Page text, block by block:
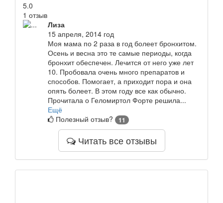
5.0
1 отзыв
Лиза
15 апреля, 2014 год
Моя мама по 2 раза в год болеет бронхитом.
Осень и весна это те самые периоды, когда
бронхит обеспечен. Лечится от него уже лет
10. Пробовала очень много препаратов и
способов. Помогает, а приходит пора и она
опять болеет. В этом году все как обычно.
Прочитала о Геломиртол Форте решила...
Ещё
Полезный отзыв?
11
Читать все отзывы